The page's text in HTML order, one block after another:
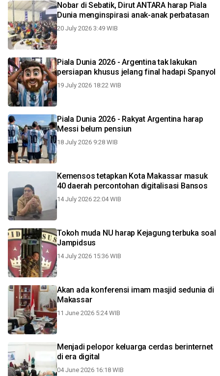
Nobar di Sebatik, Dirut ANTARA harap Piala
Dunia menginspirasi anak-anak perbatasan
20 July 2026 3:49 WIB
Piala Dunia 2026 - Argentina tak lakukan
persiapan khusus jelang final hadapi Spanyol
19 July 2026 18:22 WIB
Piala Dunia 2026 - Rakyat Argentina harap
Messi belum pensiun
18 July 2026 9:28 WIB
Kemensos tetapkan Kota Makassar masuk
40 daerah percontohan digitalisasi Bansos
14 July 2026 22:04 WIB
Tokoh muda NU harap Kejagung terbuka soal
Jampidsus
14 July 2026 15:36 WIB
Akan ada konferensi imam masjid sedunia di
Makassar
11 June 2026 5:24 WIB
Menjadi pelopor keluarga cerdas berinternet
di era digital
04 June 2026 16:18 WIB